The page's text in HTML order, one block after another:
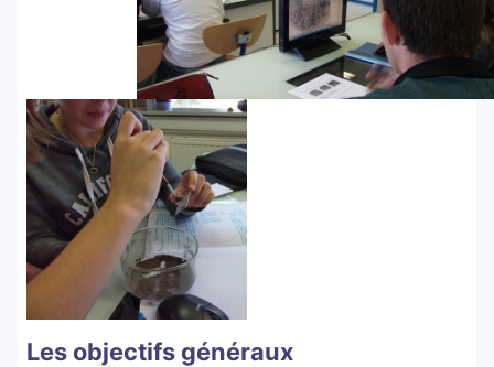
Les objectifs généraux